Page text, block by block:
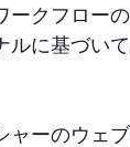
クフロー
に基づい
ーのウェ